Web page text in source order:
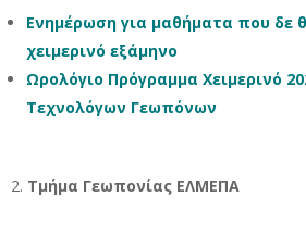
Ενημέρωση για μαθήματα που δε
χειμερινό εξάμηνο
Ωρολόγιο Πρόγραμμα Χειμερινό
Τεχνολόγων Γεωπόνων
Τμήμα Γεωπονίας ΕΛΜΕΠΑ